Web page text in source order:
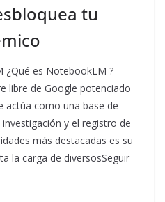
tu
¿Qué es NotebookLM ?
libre de Google potenciado
actúa como una base de
y el registro de
más destacadas es su
la carga de diversosSeguir